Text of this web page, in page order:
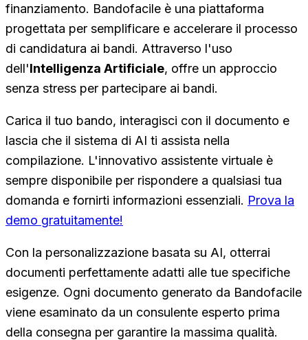
finanziamento. Bandofacile è una piattaforma
progettata per semplificare e accelerare il processo
di candidatura ai bandi. Attraverso l'uso
dell'Intelligenza Artificiale, offre un approccio
senza stress per partecipare ai bandi.
Carica il tuo bando, interagisci con il documento e
lascia che il sistema di AI ti assista nella
compilazione. L'innovativo assistente virtuale è
sempre disponibile per rispondere a qualsiasi tua
domanda e fornirti informazioni essenziali. Prova la
demo gratuitamente!
Con la personalizzazione basata su AI, otterrai
documenti perfettamente adatti alle tue specifiche
esigenze. Ogni documento generato da Bandofacile
viene esaminato da un consulente esperto prima
della consegna per garantire la massima qualità.